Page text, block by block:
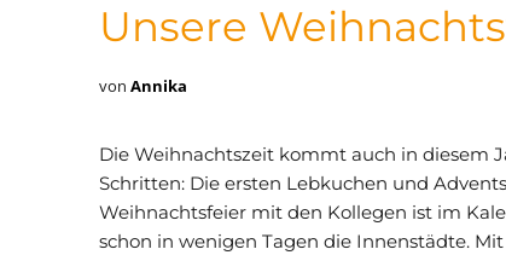
Unsere
von Annika
Die Weihnachtszeit kommt auch in diesem
Schritten: Die ersten Lebkuchen und
Weihnachtsfeier mit den Kollegen ist im
schon in wenigen Tagen die Innenstädte.